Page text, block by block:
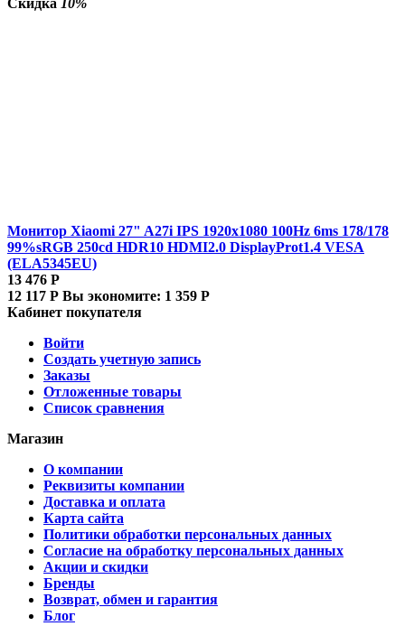
Монитор Xiaomi 27" A27i IPS 1920x1080 100Hz 6ms 178/178
99%sRGB 250cd HDR10 HDMI2.0 DisplayProt1.4 VESA
(ELA5345EU)
13 476 Р
12 117 Р Вы экономите: 1 359 Р
Кабинет покупателя
Войти
Создать учетную запись
Заказы
Отложенные товары
Список сравнения
Магазин
О компании
Реквизиты компании
Доставка и оплата
Карта сайта
Политики обработки персональных данных
Согласие на обработку персональных данных
Акции и скидки
Бренды
Возврат, обмен и гарантия
Блог